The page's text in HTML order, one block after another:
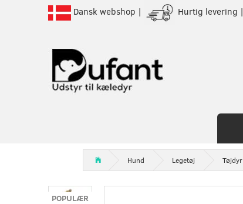
Dansk webshop | Hurtig levering |
Hund Legetøj Tøjdyr
POPULÆR